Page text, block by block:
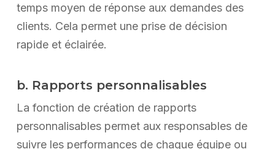
temps moyen de réponse aux demandes des
clients. Cela permet une prise de décision
rapide et éclairée.
b. Rapports personnalisables
La fonction de création de rapports
personnalisables permet aux responsables de
suivre les performances de chaque équipe ou